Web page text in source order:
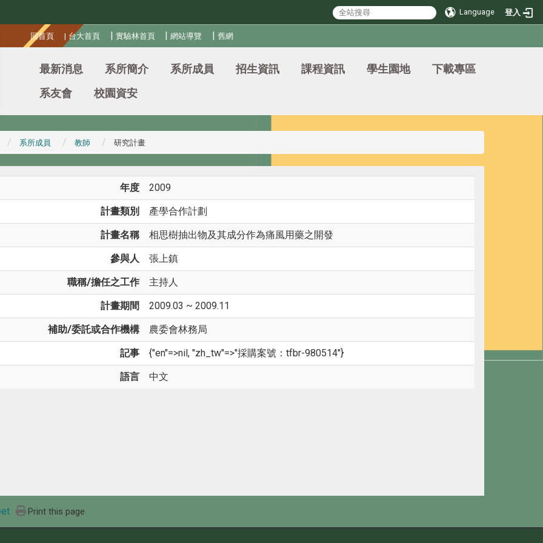
Language 登入
回首頁 | 台大首頁 | 實驗林首頁 |網站導覽 |舊網
最新消息 系所簡介 系所成員 招生資訊 課程資訊 學生園地
下載專區
系友會
校園資安
系所成員 教師 研究計畫
年度 2009
計畫類別 產學合作計劃
計畫名稱 相思樹抽出物及其成分作為痛風用藥之開發
參與人 張上鎮
職稱/擔任之工作 主持人
計畫期間 2009.03 ~ 2009.11
補助/委託或合作機構 農委會林務局
記事 {"en"=>nil, "zh_tw"=>"採購案號：tfbr-980514"}
語言 中文
Print this page